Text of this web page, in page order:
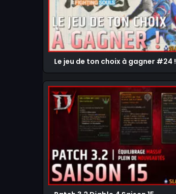
Le jeu de ton choix à gagner #24 !